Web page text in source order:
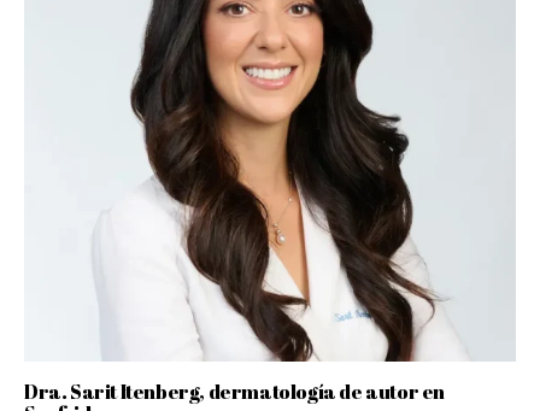
Dra. Sarit Itenberg, dermatología de autor en